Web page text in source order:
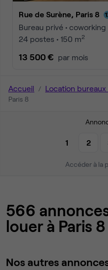
Rue de Surène, Paris 8
Bureau privé • coworking
24 postes • 150 m2
13 500 € par mois
Accueil Location bureaux
Paris 8
1 2
Accéder à la
566
louer à Paris
Nos autres